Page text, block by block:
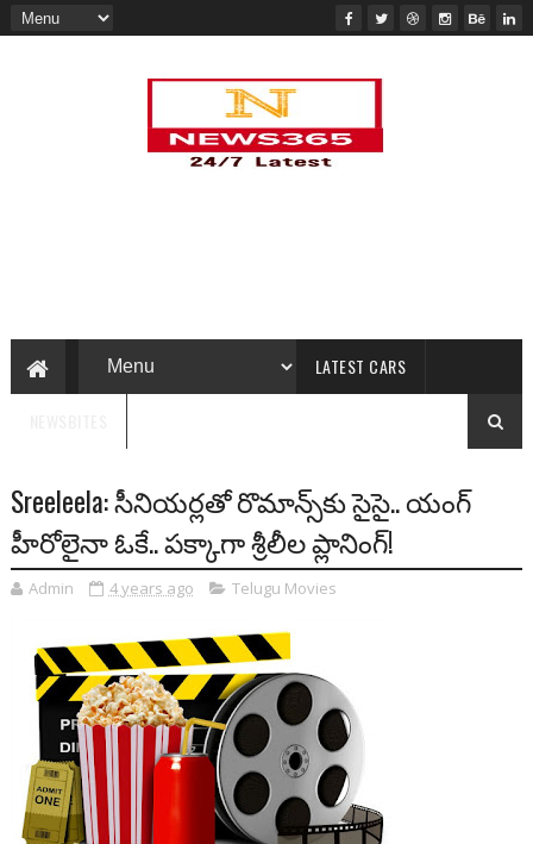
LATEST CARS
Sreeleela: సీనియర్లతో రొమాన్స్‌కు సైసై.. యంగ్
హీరోలైనా ఓకే.. పక్కాగా శ్రీలీల ప్లానింగ్!
Admin 4 years ago Telugu Movies